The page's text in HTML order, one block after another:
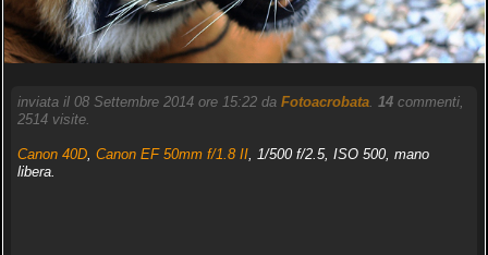
inviata il 08 Settembre 2014 ore 15:22 da Fotoacrobata. 14commenti,
2514 visite.
Canon 40D, Canon EF 50mm f/1.8 II, 1/500 f/2.5, ISO 500, mano
libera.